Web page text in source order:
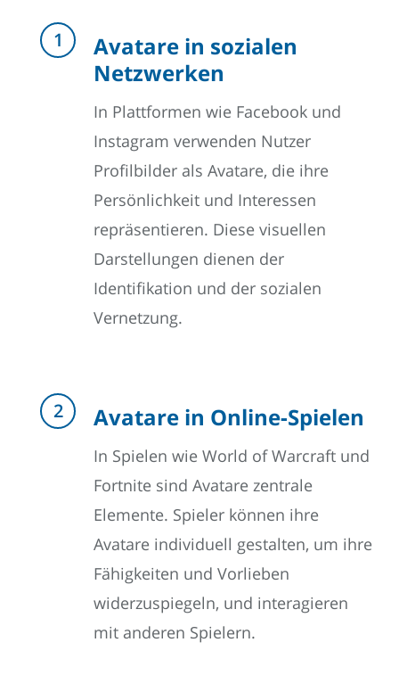
Avatare in sozialen
Netzwerken
In Plattformen wie Facebook und
Instagram verwenden Nutzer
Profilbilder als Avatare, die ihre
Persönlichkeit und Interessen
repräsentieren. Diese visuellen
Darstellungen dienen der
Identifikation und der sozialen
Vernetzung.
Avatare in Online-Spielen
In Spielen wie World of Warcraft und
Fortnite sind Avatare zentrale
Elemente. Spieler können ihre
Avatare individuell gestalten, um ihre
Fähigkeiten und Vorlieben
widerzuspiegeln, und interagieren
mit anderen Spielern.